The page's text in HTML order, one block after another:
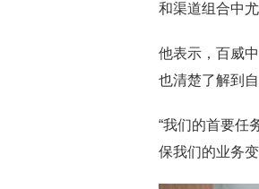
和渠道组合中
他表示，百威
也清楚了解到
“我们的首要任
保我们的业务